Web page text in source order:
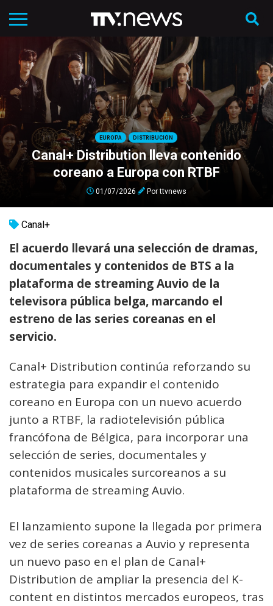
EUROPA DISTRIBUCIÓN
Canal+ Distribution lleva contenido
coreano a Europa con RTBF
01/07/2026 Porttvnews
Canal+
El acuerdo llevará una selección de dramas,
documentales y contenidos de BTS a la
plataforma de streaming Auvio de la
televisora pública belga, marcando el
estreno de las series coreanas en el
servicio.
Canal+ Distribution continúa reforzando su
estrategia para expandir el contenido
coreano en Europa con un nuevo acuerdo
junto a RTBF, la radiotelevisión pública
francófona de Bélgica, para incorporar una
selección de series, documentales y
contenidos musicales surcoreanos a su
plataforma de streaming Auvio.
El lanzamiento supone la llegada por primera
vez de series coreanas a Auvio y representa
un nuevo paso en el plan de Canal+
Distribution de ampliar la presencia del K-
content en distintos mercados europeos, tras